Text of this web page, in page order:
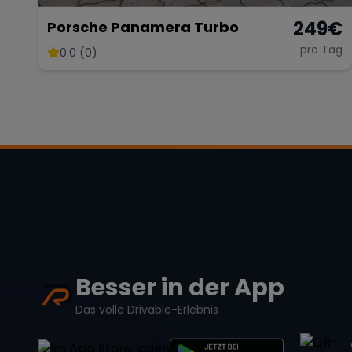
Porsche Panamera Turbo
0.0 (0)
249€
pro Tag
Besser in der App
Das volle Drivable-Erlebnis